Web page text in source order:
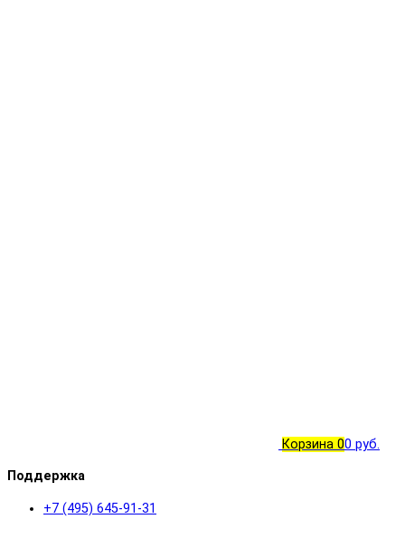
Корзина 00 руб.
Поддержка
+7 (495) 645-91-31